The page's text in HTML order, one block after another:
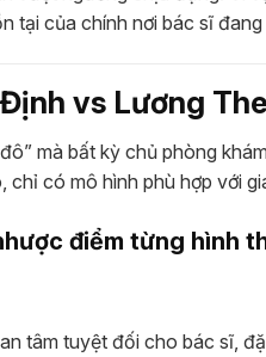
tại của chính nơi bác sĩ đang
vs Lương
mà bất kỳ chủ phòng
chỉ có mô hình phù hợp với
điểm từng hình
tâm tuyệt đối cho bác sĩ,